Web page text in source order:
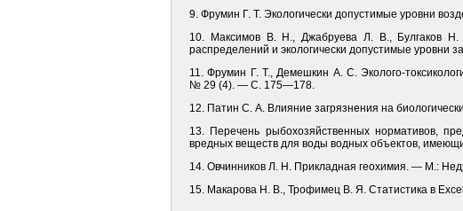
9. Фрумин Г. Т. Экологически допустимые уровни
10. Максимов В. Н., Джабруева Л. В., Булгаков Н.
распределений и экологически допустимые
11. Фрумин Г. Т., Демешкин А. С. Эколого-
№ 29 (4). — С. 175—178.
12. Патин С. А. Влияние загрязнения на
13. Перечень рыбохозяйственных нормативов,
вредных веществ для воды водных объектов,
14. Овчинников Л. Н. Прикладная геохимия. — М.:
15. Макарова Н. В., Трофимец В. Я. Статистика в